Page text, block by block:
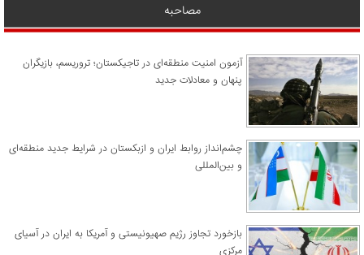
مصاحبه
آزمون امنیت منطقه‌ای در تاجیکستان؛ تروریسم، بازیگران
پنهان و معادلات جدید
چشم‌انداز روابط ایران و ازبکستان در شرایط جدید منطقه‌ای
و بین‌المللی
​بازخورد تجاوز رژیم صهیونیستی و آمریکا به ایران در آسیای
مرکزی